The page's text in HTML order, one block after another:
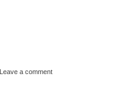
Leave a comment